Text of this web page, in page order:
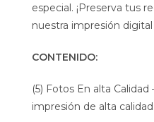
especial. ¡Preserva tus
nuestra impresión
CONTENIDO:
(5) Fotos En alta
impresión de alta calidad.